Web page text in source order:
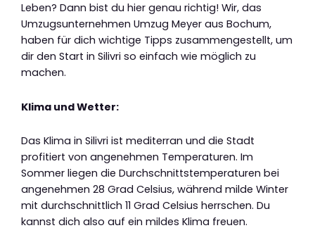
Leben? Dann bist du hier genau richtig! Wir, das
Umzugsunternehmen Umzug Meyer aus Bochum,
haben für dich wichtige Tipps zusammengestellt, um
dir den Start in Silivri so einfach wie möglich zu
machen.
Klima und Wetter:
Das Klima in Silivri ist mediterran und die Stadt
profitiert von angenehmen Temperaturen. Im
Sommer liegen die Durchschnittstemperaturen bei
angenehmen 28 Grad Celsius, während milde Winter
mit durchschnittlich 11 Grad Celsius herrschen. Du
kannst dich also auf ein mildes Klima freuen.